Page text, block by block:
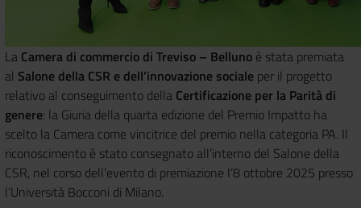
La Camera di commercio di Treviso – Belluno è stata premiata
al Salone della CSR e dell’innovazione sociale per il progetto
relativo al conseguimento della Certificazione per la Parità di
genere: la Giuria della quarta edizione del Premio Impatto ha
scelto la Camera come vincitrice del premio nella categoria PA. Il
riconoscimento è stato consegnato all’interno del Salone della
CSR, nel corso dell’evento di premiazione l’8 ottobre 2025 presso
l’Università Bocconi di Milano.